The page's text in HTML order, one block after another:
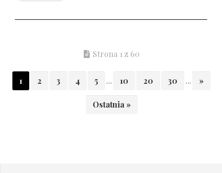
Strona 1 z 60
1 2 3 4 5 ... 10 20 30 ... »
Ostatnia »